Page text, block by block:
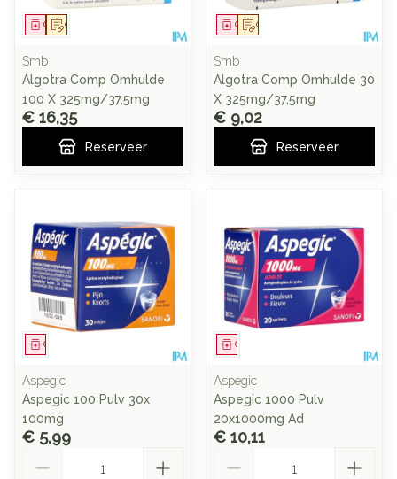
Op voorschrift
Geneesmiddel
Smb
Algotra Comp Omhulde
100 X 325mg/37,5mg
€ 16,35
Reserveer
Op voorschrift
Geneesmiddel
Smb
Algotra Comp Omhulde 30
X 325mg/37,5mg
€ 9,02
Reserveer
Geneesmiddel
Aspegic
Aspegic 100 Pulv 30x
100mg
€ 5,99
Geneesmiddel
Aspegic
Aspegic 1000 Pulv
20x1000mg Ad
€ 10,11